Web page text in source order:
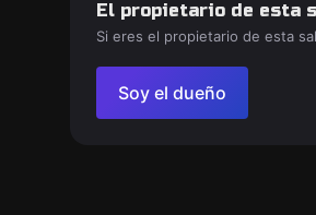
El propietario de esta
Si eres el propietario de esta
Soy el dueño